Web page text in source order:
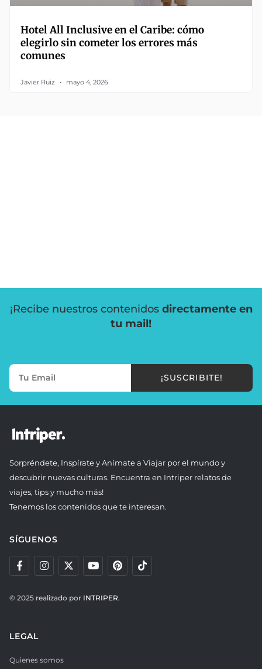
Hotel All Inclusive en el Caribe: cómo
elegirlo sin cometer los errores más
comunes
Javier Ruiz mayo 4, 2026
¡Recibe nuestros contenidos directamente en
tu mail!
¡SUSCRIBITE!
Sorpréndete, Inspírate y Anímate a Viajar por el mundo y
descubrir nuevas culturas. Encuentra en Intriper relatos de
viajes, tips y mucho más!
Tenemos los contenidos que te interesan.
SÍGUENOS
© 2025 realizado por INTRIPER.
LEGAL
Quienes somos